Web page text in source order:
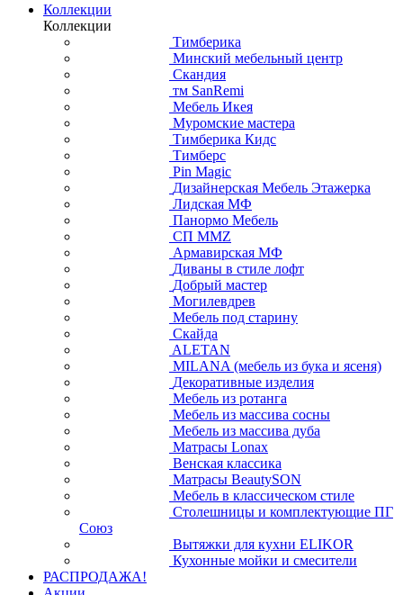
Коллекции
Коллекции
Тимберика
Минский мебельный центр
Скандия
тм SanRemi
Мебель Икея
Муромские мастера
Тимберика Кидс
Тимберс
Pin Magic
Дизайнерская Мебель Этажерка
Лидская МФ
Панормо Мебель
СП ММZ
Армавирская МФ
Диваны в стиле лофт
Добрый мастер
Могилевдрев
Мебель под старину
Скайда
ALETAN
MILANA (мебель из бука и ясеня)
Декоративные изделия
Мебель из ротанга
Мебель из массива сосны
Мебель из массива дуба
Матрасы Lonax
Венская классика
Матрасы BeautySON
Мебель в классическом стиле
Столешницы и комплектующие ПГ
Союз
Вытяжки для кухни ELIKOR
Кухонные мойки и смесители
РАСПРОДАЖА!